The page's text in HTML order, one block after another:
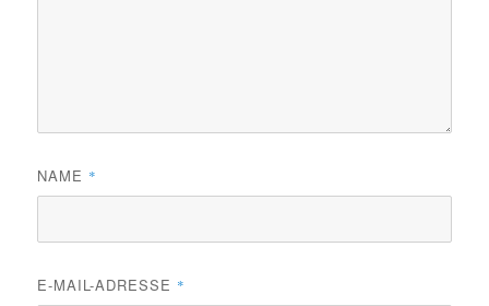
NAME *
E-MAIL-ADRESSE *